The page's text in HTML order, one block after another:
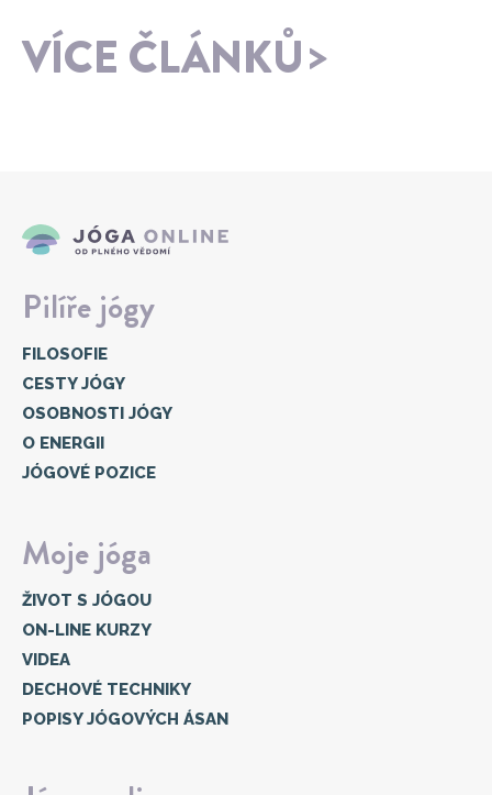
VÍCE ČLÁNKŮ
Pilíře jógy
FILOSOFIE
CESTY JÓGY
OSOBNOSTI JÓGY
O ENERGII
JÓGOVÉ POZICE
Moje jóga
ŽIVOT S JÓGOU
ON-LINE KURZY
VIDEA
DECHOVÉ TECHNIKY
POPISY JÓGOVÝCH ÁSAN